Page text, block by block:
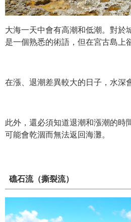
大海一天中會有高潮和低潮。對於
是一個熟悉的術語，但在宮古島上
在漲、退潮差異較大的日子，水深
此外，還必須知道退潮和漲潮的時
可能會乾涸而無法返回海灘。
礁石流（撕裂流）